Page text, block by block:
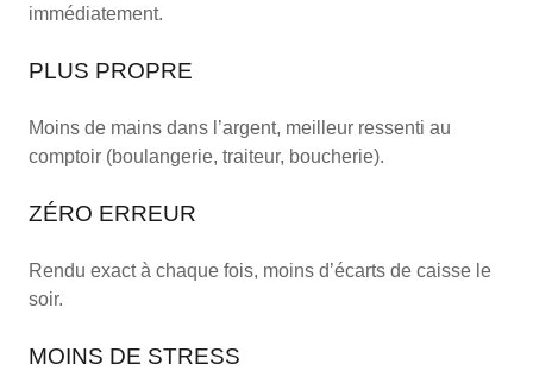
immédiatement.
PLUS PROPRE
Moins de mains dans l’argent, meilleur ressenti au
comptoir (boulangerie, traiteur, boucherie).
ZÉRO ERREUR
Rendu exact à chaque fois, moins d’écarts de caisse le
soir.
MOINS DE STRESS